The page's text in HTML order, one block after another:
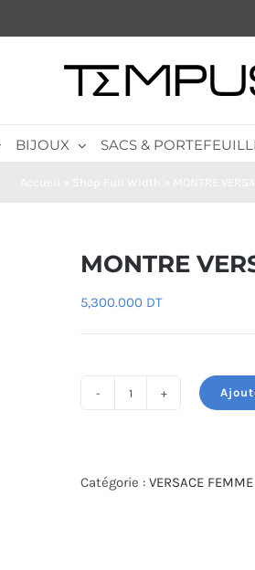
BIJOUX SACS &
MONTRE
5,300.000 DT
VERSACE
Catégorie : VERSACE FEMME